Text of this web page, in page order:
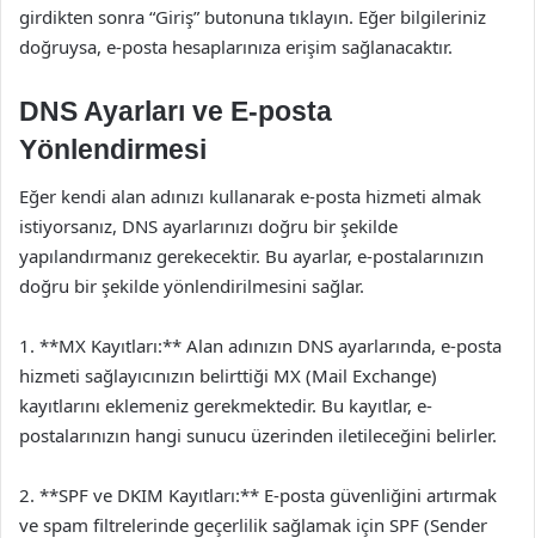
girdikten sonra “Giriş” butonuna tıklayın. Eğer bilgileriniz
doğruysa, e-posta hesaplarınıza erişim sağlanacaktır.
DNS Ayarları ve E-posta
Yönlendirmesi
Eğer kendi alan adınızı kullanarak e-posta hizmeti almak
istiyorsanız, DNS ayarlarınızı doğru bir şekilde
yapılandırmanız gerekecektir. Bu ayarlar, e-postalarınızın
doğru bir şekilde yönlendirilmesini sağlar.
1. **MX Kayıtları:** Alan adınızın DNS ayarlarında, e-posta
hizmeti sağlayıcınızın belirttiği MX (Mail Exchange)
kayıtlarını eklemeniz gerekmektedir. Bu kayıtlar, e-
postalarınızın hangi sunucu üzerinden iletileceğini belirler.
2. **SPF ve DKIM Kayıtları:** E-posta güvenliğini artırmak
ve spam filtrelerinde geçerlilik sağlamak için SPF (Sender